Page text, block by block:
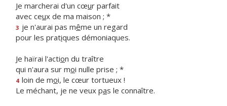
Je marcherai d'un cœur parfait
avec ceux de ma maison ; *
3 je n'aurai pas même un regard
pour les pratiques démoniaques.
Je haïrai l'action du traître
qui n'aura sur moi nulle prise ; *
4 loin de moi, le cœur tortueux !
Le méchant, je ne veux pas le connaître.